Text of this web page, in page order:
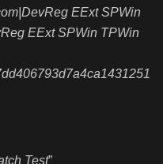
EExt SPWin
EExt SPWin TPWin
Test”